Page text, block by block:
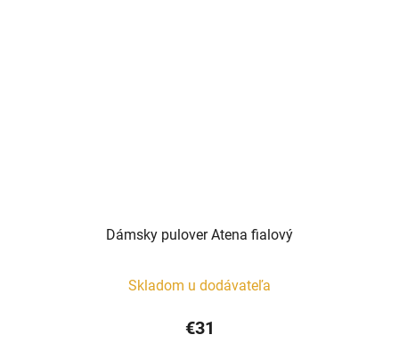
Dámsky pulover Atena fialový
Skladom u dodávateľa
€31